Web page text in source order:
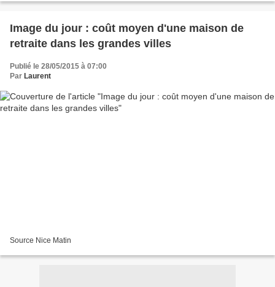
Image du jour : coût moyen d'une maison de
retraite dans les grandes villes
Publié le 28/05/2015 à 07:00
Par Laurent
Source Nice Matin